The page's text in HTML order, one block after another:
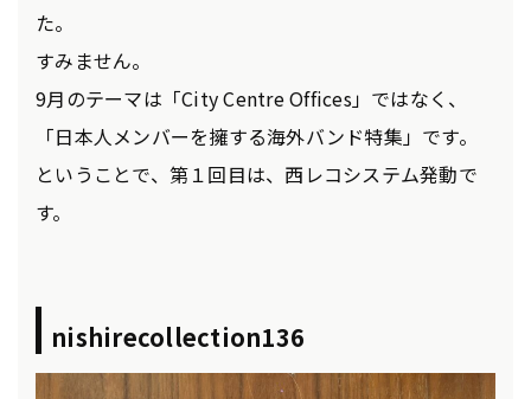
た。
すみません。
9月のテーマは「City Centre Offices」ではなく、
「日本人メンバーを擁する海外バンド特集」です。
ということで、第１回目は、西レコシステム発動で
す。
nishirecollection136